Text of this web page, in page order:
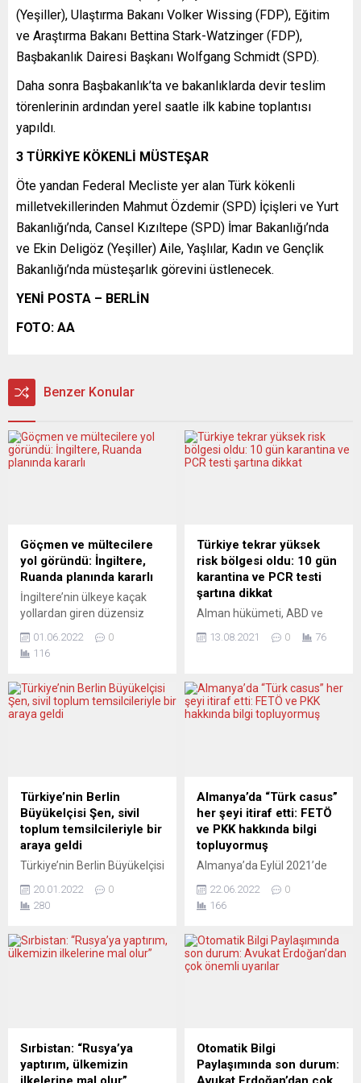
(Yeşiller), Ulaştırma Bakanı Volker Wissing (FDP), Eğitim
ve Araştırma Bakanı Bettina Stark-Watzinger (FDP),
Başbakanlık Dairesi Başkanı Wolfgang Schmidt (SPD).
Daha sonra Başbakanlık’ta ve bakanlıklarda devir teslim
törenlerinin ardından yerel saatle ilk kabine toplantısı
yapıldı.
3 TÜRKİYE KÖKENLİ MÜSTEŞAR
Öte yandan Federal Mecliste yer alan Türk kökenli
milletvekillerinden Mahmut Özdemir (SPD) İçişleri ve Yurt
Bakanlığı’nda, Cansel Kızıltepe (SPD) İmar Bakanlığı’nda
ve Ekin Deligöz (Yeşiller) Aile, Yaşlılar, Kadın ve Gençlik
Bakanlığı’nda müsteşarlık görevini üstlenecek.
YENİ POSTA – BERLİN
FOTO: AA
Benzer Konular
Göçmen ve mültecilere
yol göründü: İngiltere,
Ruanda planında kararlı
İngiltere’nin ülkeye kaçak
yollardan giren düzensiz
Haziran’da Ruanda’ya
göndermeye başlayacağı
Bakanı Priti Patel, yaptığı
açıklamada, Ruanda’yla
Süreci geciktirmek için hâlâ
girişimlerin olacağını
kaydeden Patel, Ruanda ile
varılan anlaşmanın insan
kaçakçılarının iş modelini
kırma stratejilerinin...
01.06.2022
0
116
Türkiye tekrar yüksek
risk bölgesi oldu: 10 gün
karantina ve PCR testi
şartına dikkat
Alman hükümeti, ABD ve
yüksek risk bölgesi olarak
artış gösterdiği Türkiye, ABD,
İsrail, Karadağ ve Vietnam’ı
dikkate alınarak Türkiye’nin
yüksek risk bölgesi listesine
salı akşamından itibaren...
13.08.2021 0 76
Türkiye’nin Berlin
Büyükelçisi Şen, sivil
toplum temsilcileriyle bir
araya geldi
Türkiye’nin Berlin Büyükelçisi
Almanya’da yaşayan Türk
toplumunun 60 yıl içerisinde
kaydettiğini söyledi. Aşağı
temsilcileriyle bir araya
gelen Şen, “Yaşadığınız
ülkede daha çok söz sahibi
20.01.2022
0
280
Almanya’da “Türk casus”
her şeyi itiraf etti: FETÖ
ve PKK hakkında bilgi
topluyormuş
Almanya’da Eylül 2021’de
D. adındaki muhbir
mahkemede elindeki bilgileri
bildirdi. Filmlere konu
olabilecek bir polis
PKK hakkında bilgileri
derleyip göndermekle
görevlendirildiğini itiraf etti.
22.06.2022
0
166
Sırbistan: “Rusya’ya
yaptırım, ülkemizin
Otomatik Bilgi
Paylaşımında son durum: